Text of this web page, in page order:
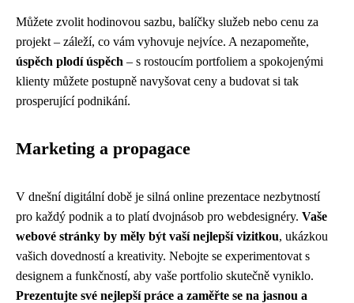
Můžete zvolit hodinovou sazbu, balíčky služeb nebo cenu za
projekt – záleží, co vám vyhovuje nejvíce. A nezapomeňte,
úspěch plodí úspěch – s rostoucím portfoliem a spokojenými
klienty můžete postupně navyšovat ceny a budovat si tak
prosperující podnikání.
Marketing a propagace
V dnešní digitální době je silná online prezentace nezbytností
pro každý podnik a to platí dvojnásob pro webdesignéry. Vaše
webové stránky by měly být vaší nejlepší vizitkou, ukázkou
vašich dovedností a kreativity. Nebojte se experimentovat s
designem a funkčností, aby vaše portfolio skutečně vyniklo.
Prezentujte své nejlepší práce a zaměřte se na jasnou a